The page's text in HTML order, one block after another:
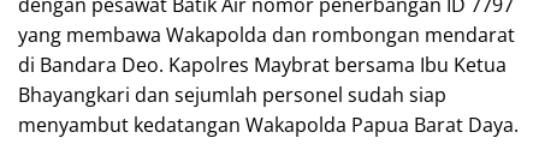
yang membawa Wakapolda dan rombongan mendarat
di Bandara Deo. Kapolres Maybrat bersama Ibu Ketua
Bhayangkari dan sejumlah personel sudah siap
menyambut kedatangan Wakapolda Papua Barat Daya.